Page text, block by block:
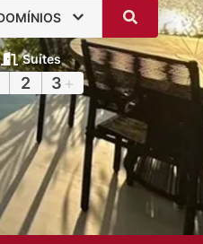
Suítes
2 3 +